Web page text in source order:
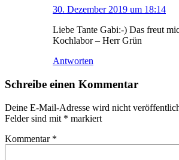
30. Dezember 2019 um 18:14
Liebe Tante Gabi:-) Das freut
Kochlabor – Herr Grün
Antworten
Schreibe einen Kommentar
Deine E-Mail-Adresse wird nicht
Felder sind mit * markiert
Kommentar *